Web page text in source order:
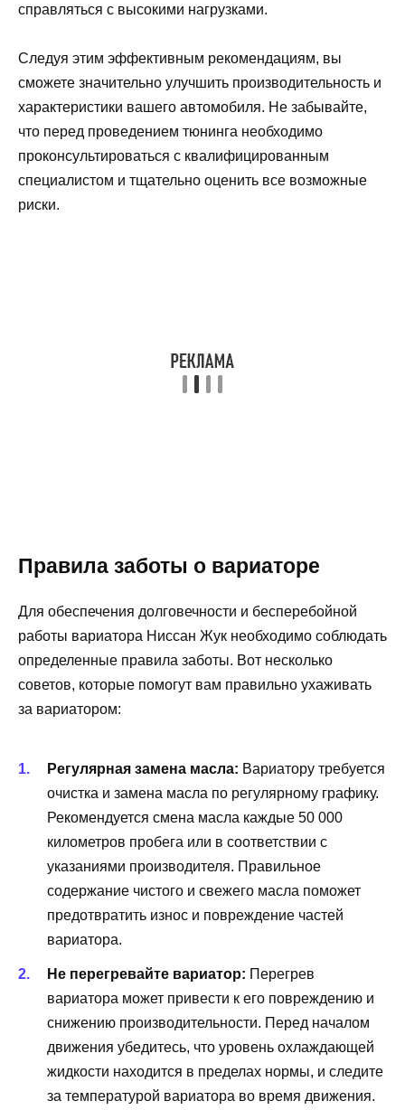
справляться с высокими нагрузками.
Следуя этим эффективным рекомендациям, вы
сможете значительно улучшить производительность и
характеристики вашего автомобиля. Не забывайте,
что перед проведением тюнинга необходимо
проконсультироваться с квалифицированным
специалистом и тщательно оценить все возможные
риски.
Правила заботы о вариаторе
Для обеспечения долговечности и бесперебойной
работы вариатора Ниссан Жук необходимо соблюдать
определенные правила заботы. Вот несколько
советов, которые помогут вам правильно ухаживать
за вариатором:
Регулярная замена масла: Вариатору требуется
очистка и замена масла по регулярному графику.
Рекомендуется смена масла каждые 50 000
километров пробега или в соответствии с
указаниями производителя. Правильное
содержание чистого и свежего масла поможет
предотвратить износ и повреждение частей
вариатора.
Не перегревайте вариатор: Перегрев
вариатора может привести к его повреждению и
снижению производительности. Перед началом
движения убедитесь, что уровень охлаждающей
жидкости находится в пределах нормы, и следите
за температурой вариатора во время движения.